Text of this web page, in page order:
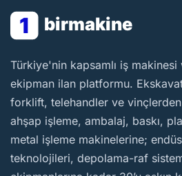
1 birmakine
BirMakine
Türkiye'nin kapsamlı iş
ekipman ilan platformu.
forklift, telehandler ve vinçlerden
ahşap işleme, ambalaj, baskı,
metal işleme makinelerine;
teknolojileri, depolama-raf